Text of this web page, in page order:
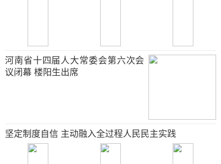
河南省十四届人大常委会第六次会
议闭幕 楼阳生出席
坚定制度自信 主动融入全过程人民民主实践